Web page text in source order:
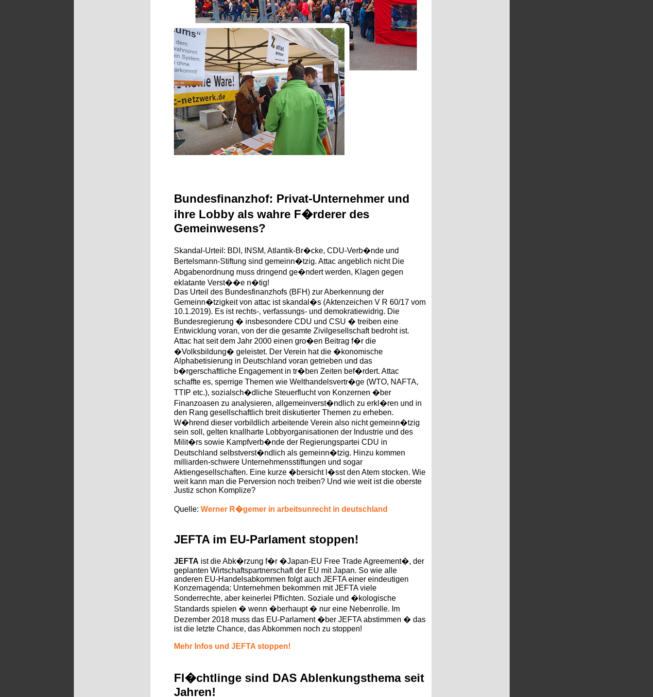
Bundesfinanzhof: Privat-Unternehmer und
ihre Lobby als wahre F�rderer des
Gemeinwesens?
Skandal-Urteil: BDI, INSM, Atlantik-Br�cke, CDU-Verb�nde und
Bertelsmann-Stiftung sind gemeinn�tzig. Attac angeblich nicht Die
Abgabenordnung muss dringend ge�ndert werden, Klagen gegen
eklatante Verst��e n�tig!
Das Urteil des Bundesfinanzhofs (BFH) zur Aberkennung der
Gemeinn�tzigkeit von attac ist skandal�s (Aktenzeichen V R 60/17 vom
10.1.2019). Es ist rechts-, verfassungs- und demokratiewidrig. Die
Bundesregierung � insbesondere CDU und CSU � treiben eine
Entwicklung voran, von der die gesamte Zivilgesellschaft bedroht ist.
Attac hat seit dem Jahr 2000 einen gro�en Beitrag f�r die
�Volksbildung� geleistet. Der Verein hat die �konomische
Alphabetisierung in Deutschland voran getrieben und das
b�rgerschaftliche Engagement in tr�ben Zeiten bef�rdert. Attac
schaffte es, sperrige Themen wie Welthandelsvertr�ge (WTO, NAFTA,
TTIP etc.), sozialsch�dliche Steuerflucht von Konzernen �ber
Finanzoasen zu analysieren, allgemeinverst�ndlich zu erkl�ren und in
den Rang gesellschaftlich breit diskutierter Themen zu erheben.
W�hrend dieser vorbildlich arbeitende Verein also nicht gemeinn�tzig
sein soll, gelten knallharte Lobbyorganisationen der Industrie und des
Milit�rs sowie Kampfverb�nde der Regierungspartei CDU in
Deutschland selbstverst�ndlich als gemeinn�tzig. Hinzu kommen
milliarden-schwere Unternehmensstiftungen und sogar
Aktiengesellschaften. Eine kurze �bersicht l�sst den Atem stocken. Wie
weit kann man die Perversion noch treiben? Und wie weit ist die oberste
Justiz schon Komplize?
Quelle: Werner R�gemer in arbeitsunrecht in deutschland
JEFTA im EU-Parlament stoppen!
JEFTA ist die Abk�rzung f�r �Japan-EU Free Trade Agreement�, der
geplanten Wirtschaftspartnerschaft der EU mit Japan. So wie alle
anderen EU-Handelsabkommen folgt auch JEFTA einer eindeutigen
Konzernagenda: Unternehmen bekommen mit JEFTA viele
Sonderrechte, aber keinerlei Pflichten. Soziale und �kologische
Standards spielen � wenn �berhaupt � nur eine Nebenrolle. Im
Dezember 2018 muss das EU-Parlament �ber JEFTA abstimmen � das
ist die letzte Chance, das Abkommen noch zu stoppen!
Mehr Infos und JEFTA stoppen!
Fl�chtlinge sind DAS Ablenkungsthema seit
Jahren!